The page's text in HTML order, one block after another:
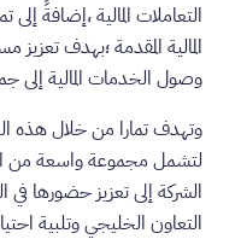
التعاملات المالية ،إضافةً
المالية المقدمة ؛بهدف تعزيز
وصول الخدمات المالية إلى
وتهدف تمارا من خلال هذه
لتشمل مجموعة واسعة من
الشركة إلى تعزيز حضورها
التعاون الخليجي وتلبية